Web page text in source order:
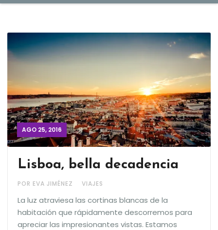
AGO 25, 2016
Lisboa, bella decadencia
POR EVA JIMÉNEZ VIAJES
La luz atraviesa las cortinas blancas de la
habitación que rápidamente descorremos para
apreciar las impresionantes vistas. Estamos